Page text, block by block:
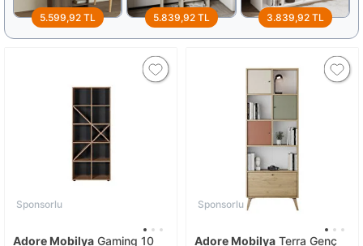
5.599,92 TL 5.839,92 TL 3.839,92 TL
Sponsorlu
Adore Mobilya Gaming 10
Sponsorlu
Adore Mobilya Terra Genç